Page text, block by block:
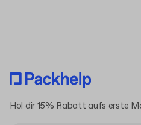
Hol dir 15% Rabatt aufs erste